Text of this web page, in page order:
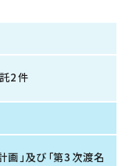
2件
」及び「第3次渡名